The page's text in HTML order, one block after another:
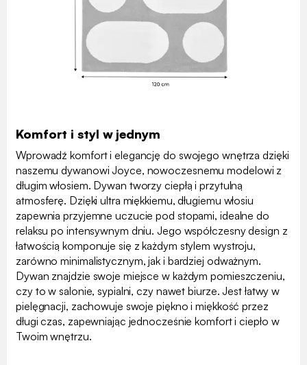
Komfort i styl w jednym
Wprowadź komfort i elegancję do swojego wnętrza dzięki
naszemu dywanowi Joyce, nowoczesnemu modelowi z
długim włosiem. Dywan tworzy ciepłą i przytulną
atmosferę. Dzięki ultra miękkiemu, długiemu włosiu
zapewnia przyjemne uczucie pod stopami, idealne do
relaksu po intensywnym dniu. Jego współczesny design z
łatwością komponuje się z każdym stylem wystroju,
zarówno minimalistycznym, jak i bardziej odważnym.
Dywan znajdzie swoje miejsce w każdym pomieszczeniu,
czy to w salonie, sypialni, czy nawet biurze. Jest łatwy w
pielęgnacji, zachowuje swoje piękno i miękkość przez
długi czas, zapewniając jednocześnie komfort i ciepło w
Twoim wnętrzu.